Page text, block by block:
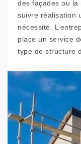
des façades ou la
suivre réalisation
nécessité.
place un service
type de structure